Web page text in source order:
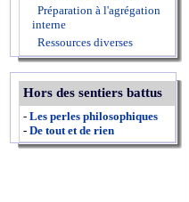
Préparation à l'agrégation
interne
Ressources diverses
Hors des sentiers battus
- Les perles philosophiques
- De tout et de rien